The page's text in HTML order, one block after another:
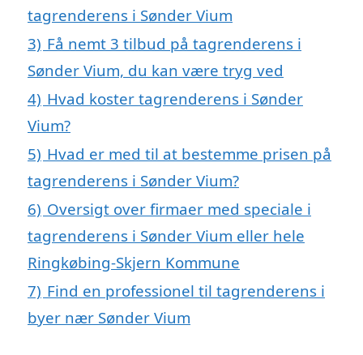
tagrenderens i Sønder Vium
3) Få nemt 3 tilbud på tagrenderens i
Sønder Vium, du kan være tryg ved
4) Hvad koster tagrenderens i Sønder
Vium?
5) Hvad er med til at bestemme prisen på
tagrenderens i Sønder Vium?
6) Oversigt over firmaer med speciale i
tagrenderens i Sønder Vium eller hele
Ringkøbing-Skjern Kommune
7) Find en professionel til tagrenderens i
byer nær Sønder Vium